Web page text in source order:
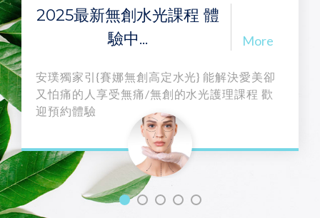
雪肌玻尿酸緩敏護理 More
使用舒敏冷熱導入儀，電泳導入， 能打開肌膚
屏障， 促進高濃度玻尿酸精萃有效吸收，補充
水分與皮膚必需脂質，緩解泛紅、敏感、血管
上浮等肌膚問題。